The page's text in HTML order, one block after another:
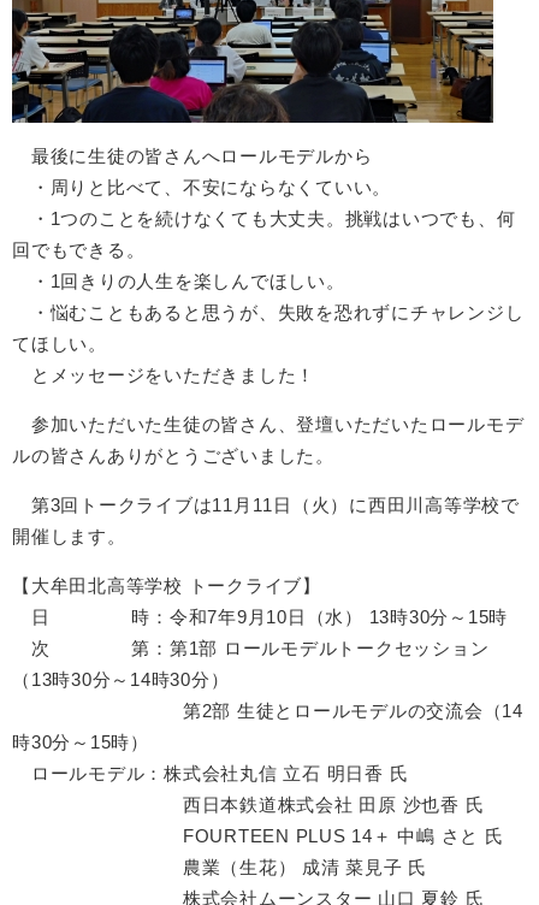
最後に生徒の皆さんへロールモデルから
・周りと比べて、不安にならなくていい。
・1つのことを続けなくても大丈夫。挑戦はいつでも、何
回でもできる。
・1回きりの人生を楽しんでほしい。
・悩むこともあると思うが、失敗を恐れずにチャレンジし
てほしい。
とメッセージをいただきました！
参加いただいた生徒の皆さん、登壇いただいたロールモデ
ルの皆さんありがとうございました。
第3回トークライブは11月11日（火）に西田川高等学校で
開催します。
【大牟田北高等学校 トークライブ】
日 時：令和7年9月10日（水） 13時30分～15時
次 第：第1部 ロールモデルトークセッション
（13時30分～14時30分）
第2部 生徒とロールモデルの交流会（14
時30分～15時）
ロールモデル：株式会社丸信 立石 明日香 氏
西日本鉄道株式会社 田原 沙也香 氏
FOURTEEN PLUS 14＋ 中嶋 さと 氏
農業（生花） 成清 菜見子 氏
株式会社ムーンスター 山口 夏鈴 氏